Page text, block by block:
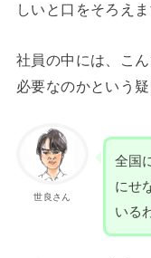
しいと口をそろえま
社員の中には、こ
必要なのかという
世良さん
全国
にせ
いる